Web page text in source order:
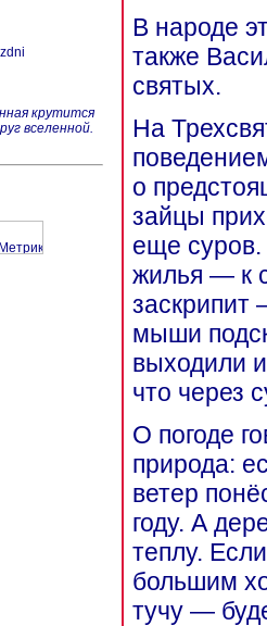
крутится
вселенной.
В народе
также
святых.
На
о
зайцы
еще суров.
жилья — к
заскрипит
мыши
выходили
что через
О погоде
природа:
ветер
году. А
теплу.
большим
тучу —